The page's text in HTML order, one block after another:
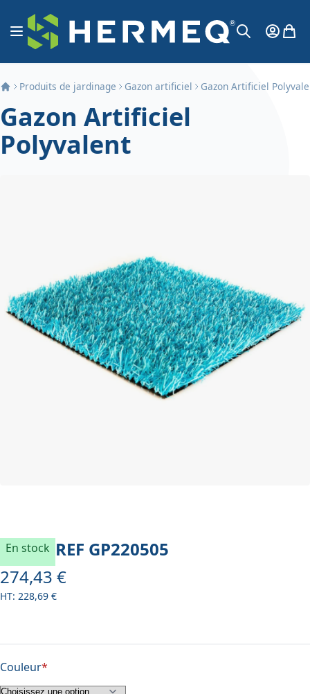
Aller au contenu
Affichage navigation
MonMon
Produits de jardinage Gazon artificiel Gazon Artificiel
Gazon Artificiel
Polyvalent
En stock REF GP220505
À partir de
274,43 €
228,69 €
Couleur